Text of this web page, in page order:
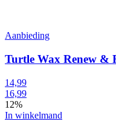
Aanbieding
Turtle Wax Renew &
14,99
16,99
12%
In winkelmand